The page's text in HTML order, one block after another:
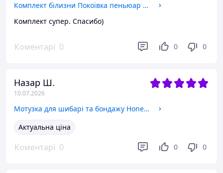
Комплект білизни Покоївка пеньюар еротичний ігровий костюм сексуальна еротична білизна Sexy S білий (3-171)
Комплект супер. Спасибо)
Коментарі 0 0 0
Назар Ш.
10.07.2026
Мотузка для шибарі та бондажу Honey Fashion Accessories, рожевий (90к007)
Актуальна ціна
Коментарі 0 0 0